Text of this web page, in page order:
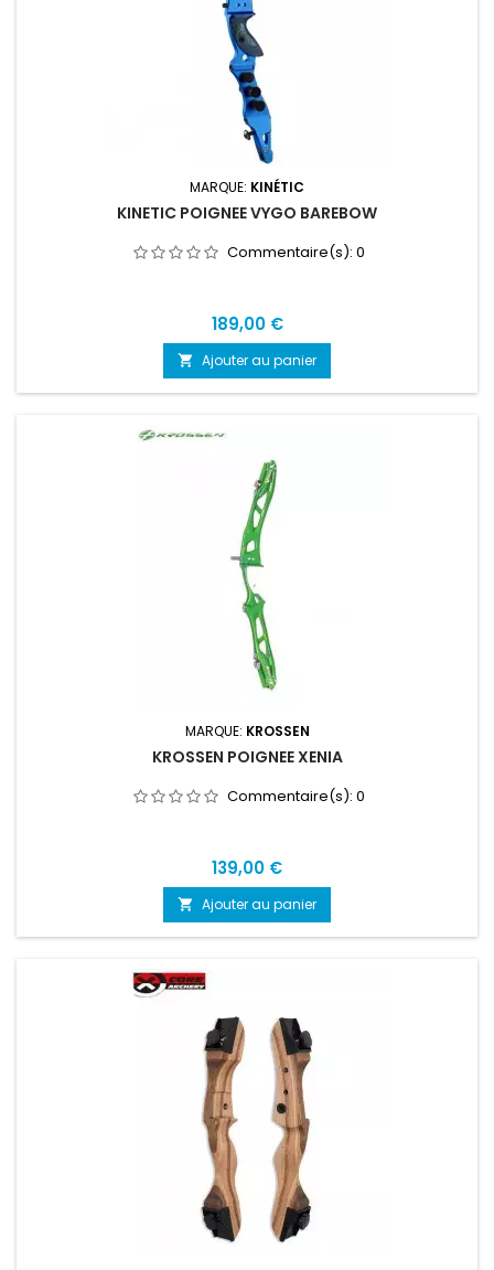
MARQUE: KINÉTIC
KINETIC POIGNEE VYGO BAREBOW
Commentaire(s): 0
Prix
189,00 €
 Ajouter au panier
MARQUE: KROSSEN
KROSSEN POIGNEE XENIA
Commentaire(s): 0
Prix
139,00 €
 Ajouter au panier